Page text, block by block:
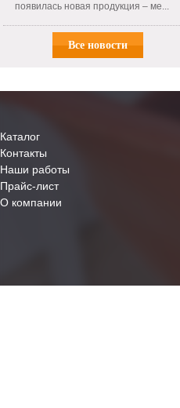
появилась новая продукция – ме...
Все новости
Каталог
Контакты
Наши работы
Прайс-лист
О компании